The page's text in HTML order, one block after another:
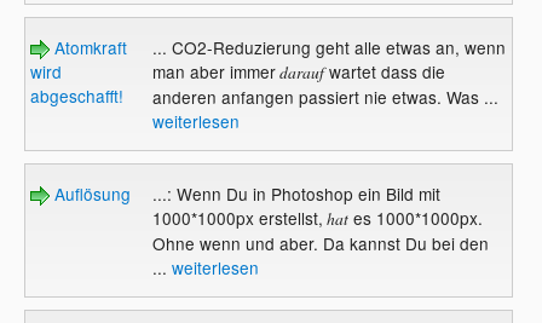
Atomkraft
wird
abgeschafft!
... CO2-Reduzierung geht alle etwas an, wenn
man aber immerdaraufwartet dass die
anderen anfangen passiert nie etwas. Was ...
weiterlesen
Auflösung
...: Wenn Du in Photoshop ein Bild mit
1000*1000px erstellst, hates 1000*1000px.
Ohne wenn und aber. Da kannst Du bei den
... weiterlesen